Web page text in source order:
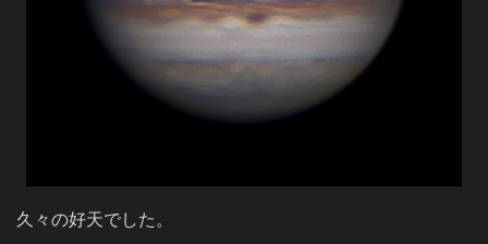
久々の好天でした。